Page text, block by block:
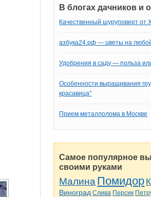
В блогах дачников и
Качественный шуруповерт от
азбука24.рф — цветы на любой
Удобрения в саду — польза
Особенности выращивания
красавица"
Прием металлолома в Москве
Самое популярное
своими руками
Малина Помидор
Виноград Слива Персик